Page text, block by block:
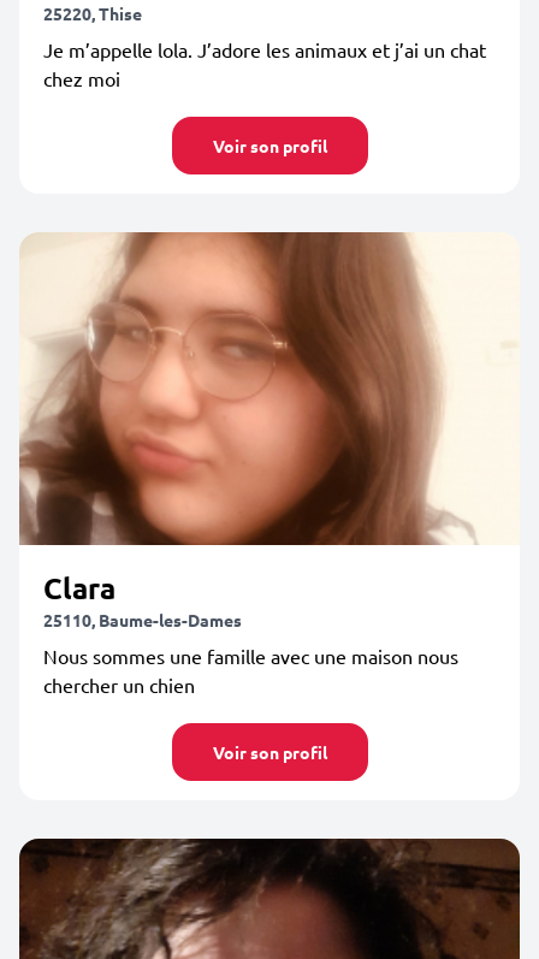
25220, Thise
Je m’appelle lola. J’adore les animaux et j’ai un chat
chez moi
Voir son profil
Clara
25110, Baume-les-Dames
Nous sommes une famille avec une maison nous
chercher un chien
Voir son profil